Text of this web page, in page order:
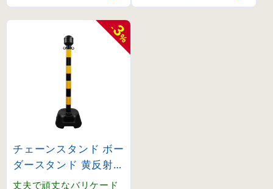
-
3
%
チェーンスタンド ボー
ダースタンド 黄反射/
黒 (142008)
丈夫で頑丈なバリケード